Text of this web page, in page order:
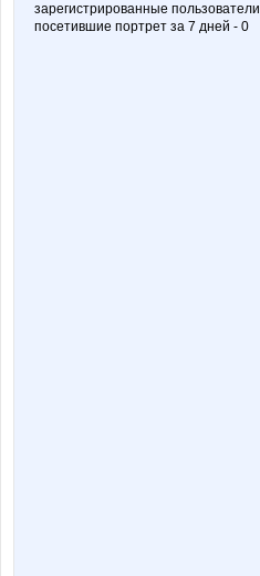
зарегистрированные пользователи
посетившие портрет за 7 дней - 0